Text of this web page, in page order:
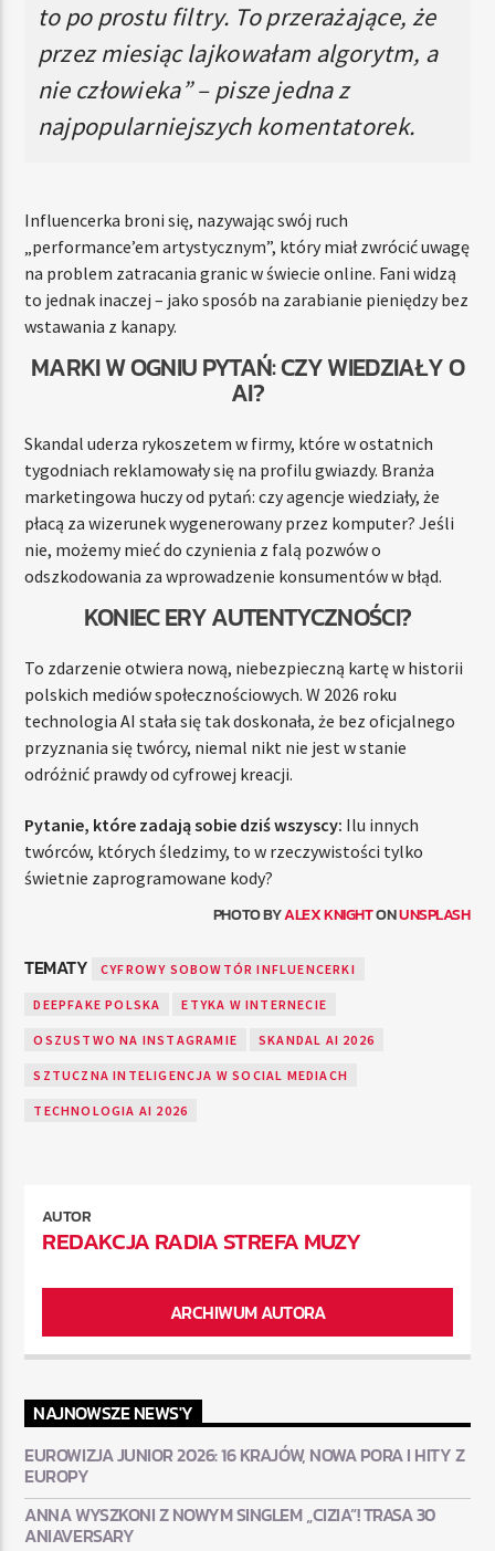
to po prostu filtry. To przerażające, że
przez miesiąc lajkowałam algorytm, a
nie człowieka” – pisze jedna z
najpopularniejszych komentatorek.
Influencerka broni się, nazywając swój ruch
„performance’em artystycznym”, który miał zwrócić uwagę
na problem zatracania granic w świecie online. Fani widzą
to jednak inaczej – jako sposób na zarabianie pieniędzy bez
wstawania z kanapy.
MARKI W OGNIU PYTAŃ: CZY WIEDZIAŁY O
AI?
Skandal uderza rykoszetem w firmy, które w ostatnich
tygodniach reklamowały się na profilu gwiazdy. Branża
marketingowa huczy od pytań: czy agencje wiedziały, że
płacą za wizerunek wygenerowany przez komputer? Jeśli
nie, możemy mieć do czynienia z falą pozwów o
odszkodowania za wprowadzenie konsumentów w błąd.
KONIEC ERY AUTENTYCZNOŚCI?
To zdarzenie otwiera nową, niebezpieczną kartę w historii
polskich mediów społecznościowych. W 2026 roku
technologia AI stała się tak doskonała, że bez oficjalnego
przyznania się twórcy, niemal nikt nie jest w stanie
odróżnić prawdy od cyfrowej kreacji.
Pytanie, które zadają sobie dziś wszyscy: Ilu innych
twórców, których śledzimy, to w rzeczywistości tylko
świetnie zaprogramowane kody?
PHOTO BYALEX KNIGHTONUNSPLASH
TEMATY CYFROWY SOBOWTÓR INFLUENCERKI
DEEPFAKE POLSKA ETYKA W INTERNECIE
OSZUSTWO NA INSTAGRAMIE SKANDAL AI 2026
SZTUCZNA INTELIGENCJA W SOCIAL MEDIACH
TECHNOLOGIA AI 2026
AUTOR
REDAKCJA RADIA STREFA MUZY
ARCHIWUM AUTORA
NAJNOWSZE NEWS'Y
EUROWIZJA JUNIOR 2026: 16 KRAJÓW, NOWA PORA I HITY Z
EUROPY
ANNA WYSZKONI Z NOWYM SINGLEM „CIZIA”! TRASA 30
ANIAVERSARY